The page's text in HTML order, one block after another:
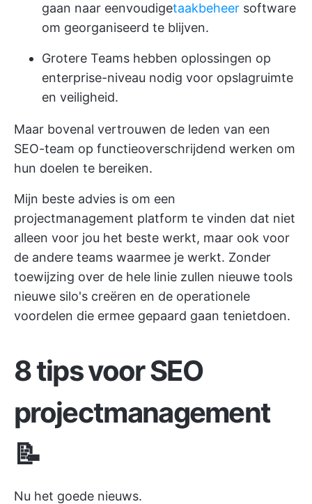
gaan naar eenvoudigetaakbeheer software
om georganiseerd te blijven.
Grotere Teams hebben oplossingen op
enterprise-niveau nodig voor opslagruimte
en veiligheid.
Maar bovenal vertrouwen de leden van een
SEO-team op functieoverschrijdend werken om
hun doelen te bereiken.
Mijn beste advies is om een
projectmanagement platform te vinden dat niet
alleen voor jou het beste werkt, maar ook voor
de andere teams waarmee je werkt. Zonder
toewijzing over de hele linie zullen nieuwe tools
nieuwe silo's creëren en de operationele
voordelen die ermee gepaard gaan tenietdoen.
8 tips voor SEO
projectmanagement
📝
Nu het goede nieuws.